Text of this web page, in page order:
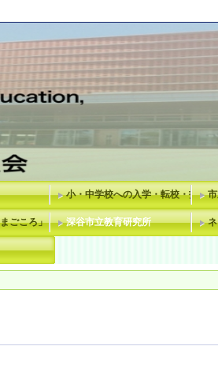
小・中学校への入学・転校・指定
ごころ」 深谷市立教育研究所